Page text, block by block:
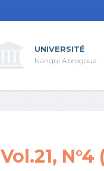
UNIVERSITÉ
Nangui Abrogoua
Vol.21, N°4